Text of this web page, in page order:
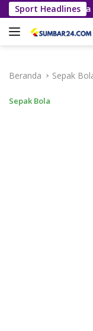
Langsung
ke
konten
Sport Headlines
Dunia 2026
Beranda Sepak
Sepak Bola